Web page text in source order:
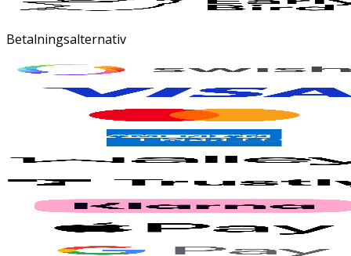
Betalningsalternativ